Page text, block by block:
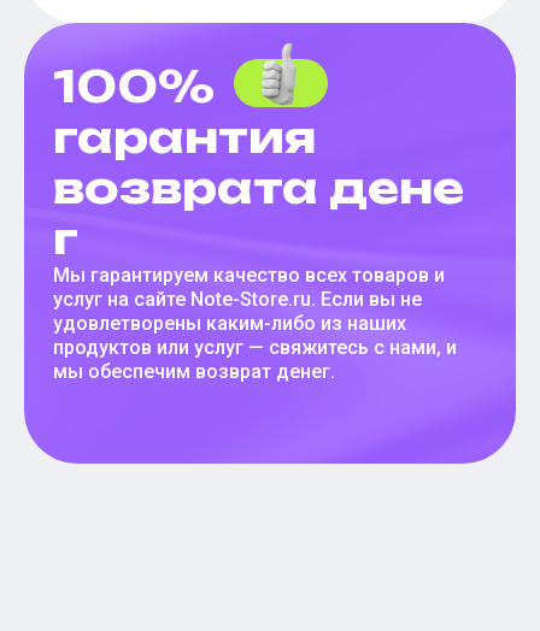
100%
гарантия
возврата дене
г
Мы гарантируем качество всех товаров и
услуг на сайте Note-Store.ru. Если вы не
удовлетворены каким-либо из наших
продуктов или услуг — свяжитесь с нами, и
мы обеспечим возврат денег.